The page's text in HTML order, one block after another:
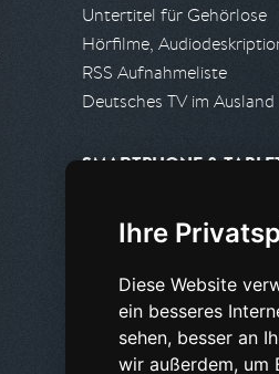
Ihre
Diese Website
ein besseres
sehen, besser an
wir außerdem, um
Untertitel für Gehörlose
Hörfilme,
RSS Aufnahmeliste
Deutsches TV im Ausland
SMARTPHONE &
Android App
PARTNER
Partnerliste
Partner werden